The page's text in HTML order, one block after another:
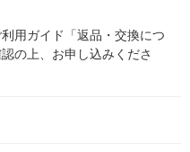
用ガイド「返品・交換につ
の上、お申し込みくださ